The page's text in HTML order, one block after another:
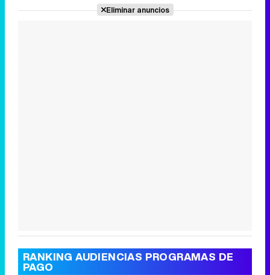
Eliminar anuncios
RANKING AUDIENCIAS PROGRAMAS DE
PAGO